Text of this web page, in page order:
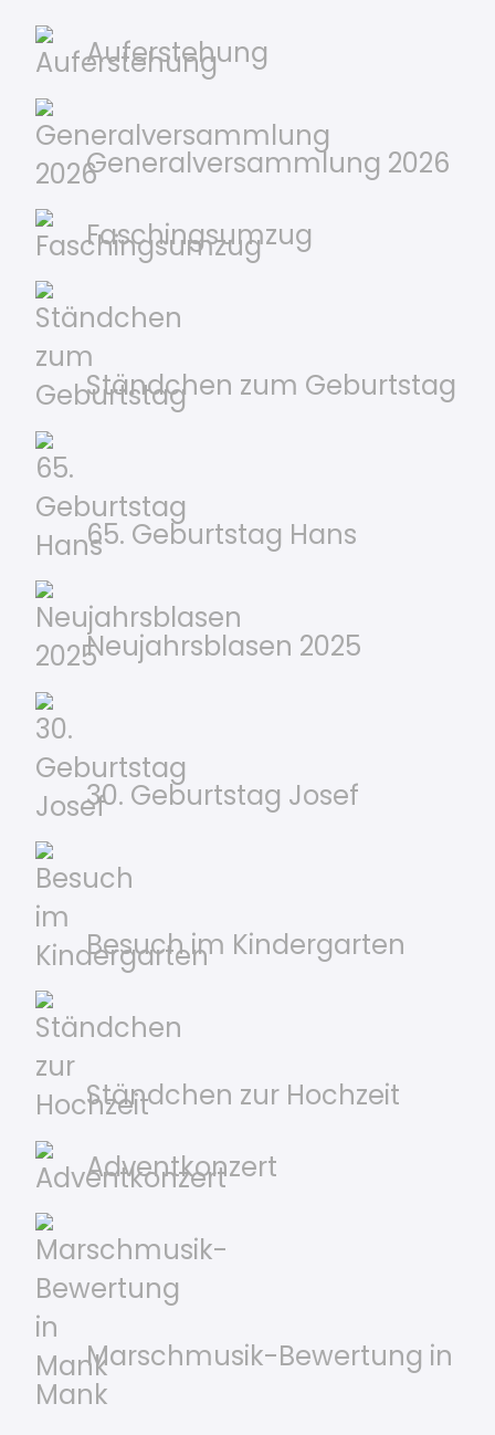
Auferstehung
Generalversammlung 2026
Faschingsumzug
Ständchen zum Geburtstag
65. Geburtstag Hans
Neujahrsblasen 2025
30. Geburtstag Josef
Besuch im Kindergarten
Ständchen zur Hochzeit
Adventkonzert
Marschmusik-Bewertung in
Mank